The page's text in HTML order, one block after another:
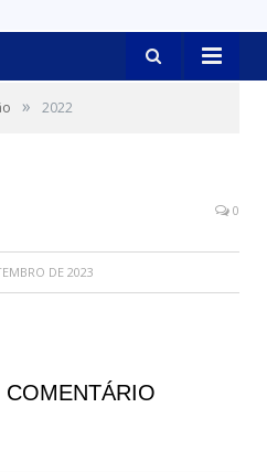
» 2022
0
DE 2023
COMENTÁRIO